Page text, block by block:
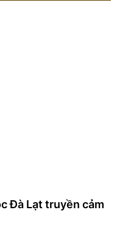
Đà Lạt truyền cảm